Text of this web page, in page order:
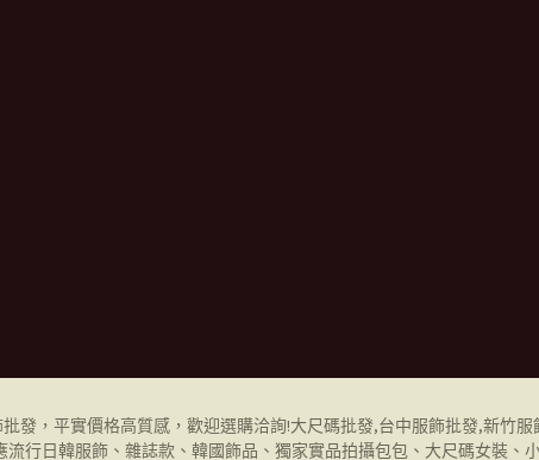
發，平實價格高質感，歡迎選購洽詢!大尺碼批發,台中服飾批發,新竹服
流行日韓服飾、雜誌款、韓國飾品、獨家實品拍攝包包、大尺碼女裝、